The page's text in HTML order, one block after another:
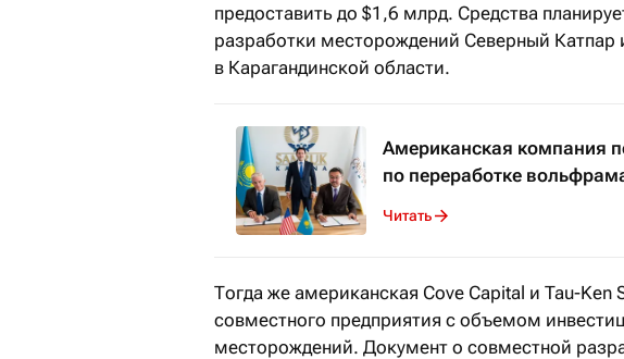
предоставить до $1,6 млрд. Средства
разработки месторождений Северный Катпар
в Карагандинской области.
Американская компания
по переработке
Читать
Тогда же американская Cove Capital и Tau-Ken
совместного предприятия с объемом
месторождений. Документ о совместной